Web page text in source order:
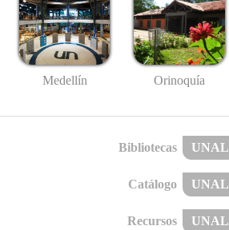
Medellín Orinoquía
Bibliotecas UNAL
Catálogo UNAL
Recursos UNAL